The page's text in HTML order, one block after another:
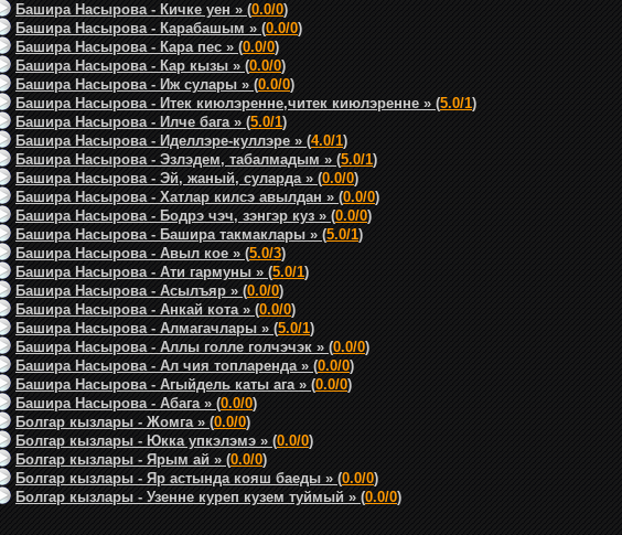
Башира Насырова - Кичке уен » (0.0/0)
Башира Насырова - Карабашым » (0.0/0)
Башира Насырова - Кара пес » (0.0/0)
Башира Насырова - Кар кызы » (0.0/0)
Башира Насырова - Иж сулары » (0.0/0)
Башира Насырова - Итек киюлэренне,читек киюлэренне » (5.0/1)
Башира Насырова - Илче бага » (5.0/1)
Башира Насырова - Иделлэре-куллэре » (4.0/1)
Башира Насырова - Эзлэдем, табалмадым » (5.0/1)
Башира Насырова - Эй, жаный, суларда » (0.0/0)
Башира Насырова - Хатлар килсэ авылдан » (0.0/0)
Башира Насырова - Бодрэ чэч, зэнгэр куз » (0.0/0)
Башира Насырова - Башира такмаклары » (5.0/1)
Башира Насырова - Авыл кое » (5.0/3)
Башира Насырова - Ати гармуны » (5.0/1)
Башира Насырова - Асылъяр » (0.0/0)
Башира Насырова - Анкай кота » (0.0/0)
Башира Насырова - Алмагачлары » (5.0/1)
Башира Насырова - Аллы голле голчэчэк » (0.0/0)
Башира Насырова - Ал чия топларенда » (0.0/0)
Башира Насырова - Агыйдель каты ага » (0.0/0)
Башира Насырова - Абага » (0.0/0)
Болгар кызлары - Жомга » (0.0/0)
Болгар кызлары - Юкка упкэлэмэ » (0.0/0)
Болгар кызлары - Ярым ай » (0.0/0)
Болгар кызлары - Яр астында кояш баеды » (0.0/0)
Болгар кызлары - Узенне куреп кузем туймый » (0.0/0)